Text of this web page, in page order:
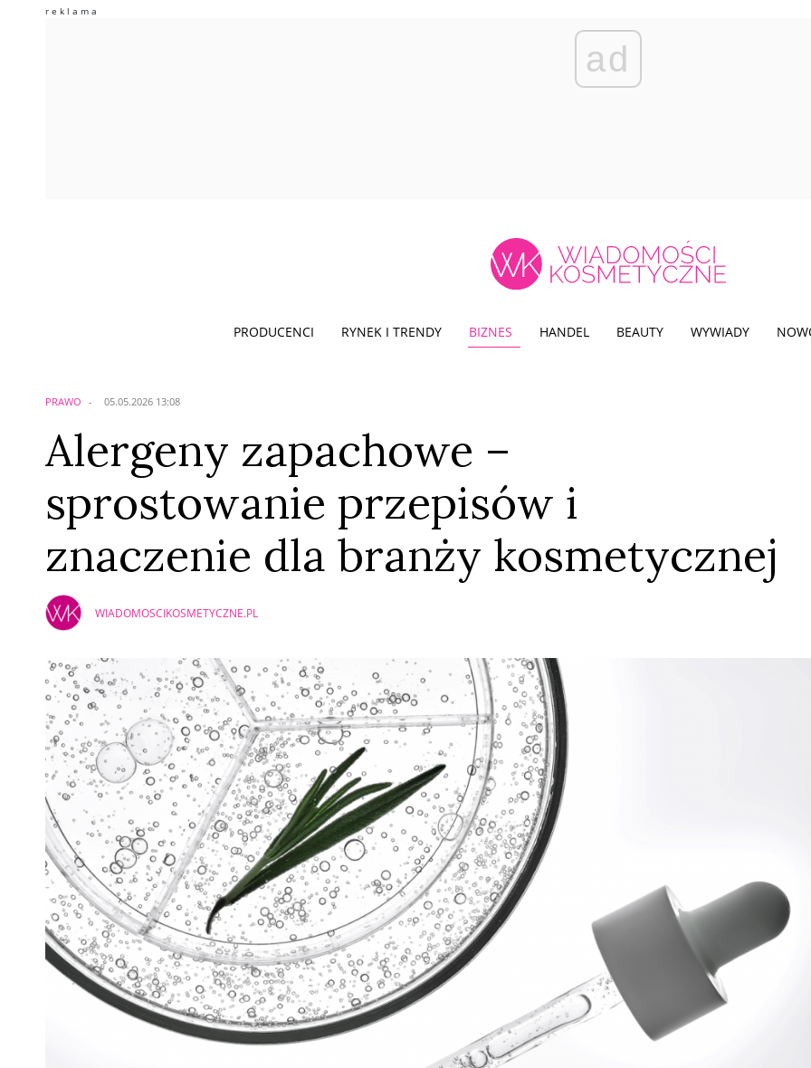
ad
PRODUCENCI RYNEK I TRENDY BIZNES HANDEL BEAUTY WYWIADY
PRAWO 05.05.2026 13:08
Alergeny zapachowe –
sprostowanie przepisów i
znaczenie dla branży kosmetycznej
WIADOMOSCIKOSMETYCZNE.PL